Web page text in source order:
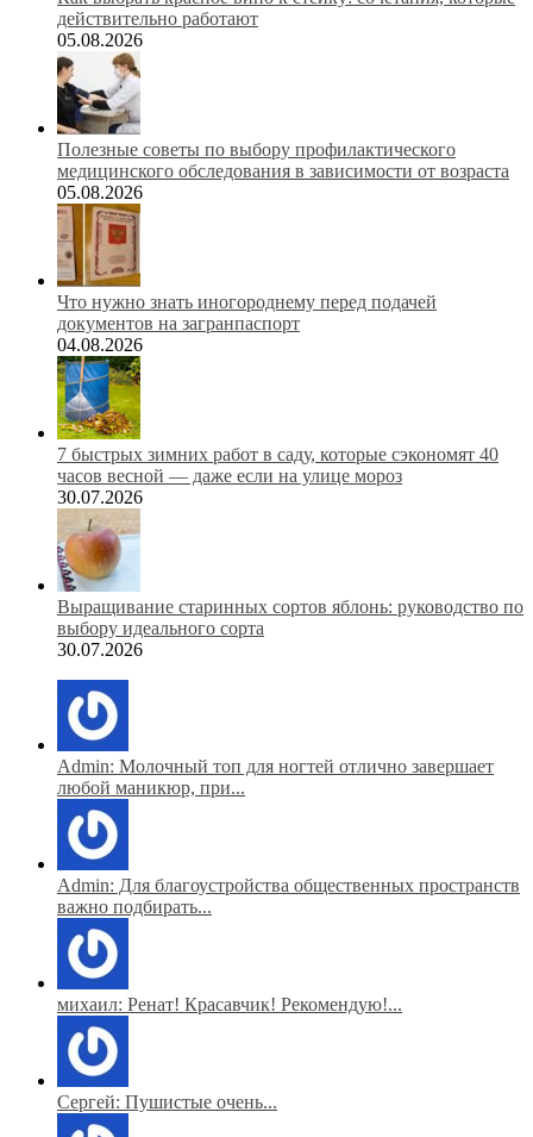
действительно работают
05.08.2026
Полезные советы по выбору профилактического
медицинского обследования в зависимости от возраста
05.08.2026
Что нужно знать иногороднему перед подачей
документов на загранпаспорт
04.08.2026
7 быстрых зимних работ в саду, которые сэкономят 40
часов весной — даже если на улице мороз
30.07.2026
Выращивание старинных сортов яблонь: руководство по
выбору идеального сорта
30.07.2026
Admin: Молочный топ для ногтей отлично завершает
любой маникюр, при...
Admin: Для благоустройства общественных пространств
важно подбирать...
михаил: Ренат! Красавчик! Рекомендую!...
Сергей: Пушистые очень...